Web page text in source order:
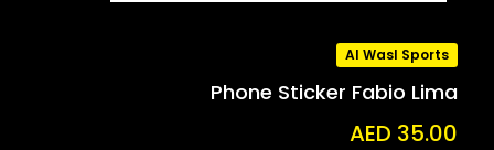
Al Wasl Sports
Phone Sticker Fabio Lima
AED 35.00